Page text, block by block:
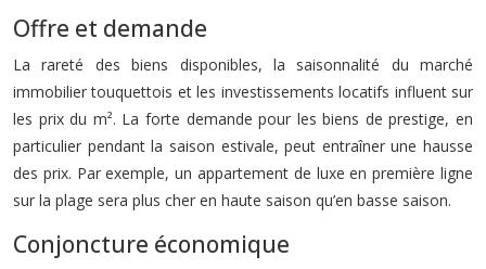
Offre et demande
La rareté des biens disponibles, la saisonnalité du marché
immobilier touquettois et les investissements locatifs influent sur
les prix du m². La forte demande pour les biens de prestige, en
particulier pendant la saison estivale, peut entraîner une hausse
des prix. Par exemple, un appartement de luxe en première ligne
sur la plage sera plus cher en haute saison qu’en basse saison.
Conjoncture économique